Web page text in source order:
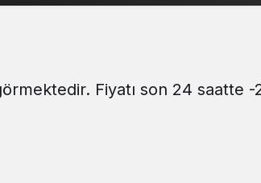
Fiyatı son 24 saatte